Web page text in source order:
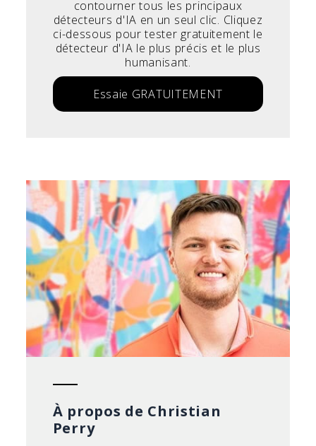
contourner tous les principaux
détecteurs d'IA en un seul clic. Cliquez
ci-dessous pour tester gratuitement le
détecteur d'IA le plus précis et le plus
humanisant.
Essaie GRATUITEMENT
À propos de Christian
Perry